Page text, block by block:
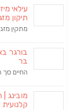
עילאי
תיקון
מתקין
בר
החיים סך
מובינג